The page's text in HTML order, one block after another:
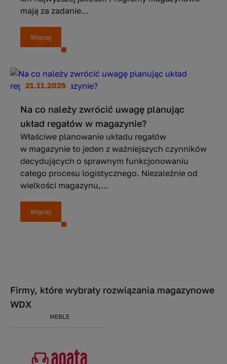
mają za zadanie...
Więcej
21.11.2025
Na co należy zwrócić uwagę planując
układ regałów w magazynie?
Właściwe planowanie układu regałów
w magazynie to jeden z ważniejszych czynników
decydujących o sprawnym funkcjonowaniu
całego procesu logistycznego. Niezależnie od
wielkości magazynu,...
Więcej
Firmy, które wybrały rozwiązania magazynowe
WDX
MEBLE